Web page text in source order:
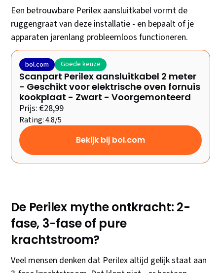
Een betrouwbare Perilex aansluitkabel vormt de
ruggengraat van deze installatie - en bepaalt of je
apparaten jarenlang probleemloos functioneren.
bol.com Goede keuze
Scanpart Perilex aansluitkabel 2 meter
- Geschikt voor elektrische oven fornuis
kookplaat - Zwart - Voorgemonteerd
Prijs: €28,99
Rating: 4.8/5
Bekijk bij bol.com
De Perilex mythe ontkracht: 2-
fase, 3-fase of pure
krachtstroom?
Veel mensen denken dat Perilex altijd gelijk staat aan